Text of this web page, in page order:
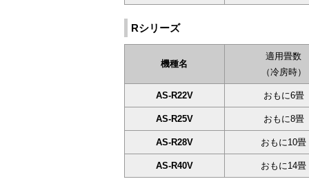
Rシリーズ
機種名
適用畳数
（冷房時）
AS-R22V おもに6畳
AS-R25V おもに8畳
AS-R28V おもに10畳
AS-R40V おもに14畳